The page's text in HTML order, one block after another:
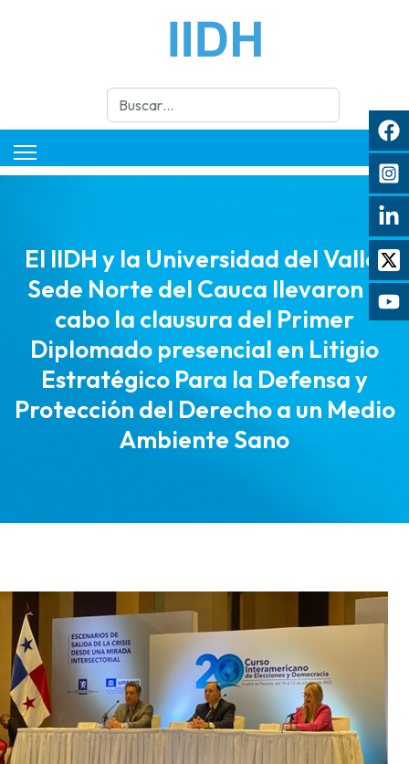
Buscar
El IIDH y la Universidad del Valle,
Sede Norte del Cauca llevaron a
cabo la clausura del Primer
Diplomado presencial en Litigio
Estratégico Para la Defensa y
Protección del Derecho a un Medio
Ambiente Sano